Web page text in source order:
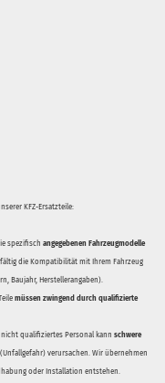
KFZ-Ersatzteile:
spezifisch angegebenen Fahrzeugmodelle
die Kompatibilität mit Ihrem Fahrzeug
Baujahr, Herstellerangaben).
müssen zwingend durch qualifizierte
qualifiziertes Personal kann schwere
(Unfallgefahr) verursachen. Wir übernehmen
oder Installation entstehen.